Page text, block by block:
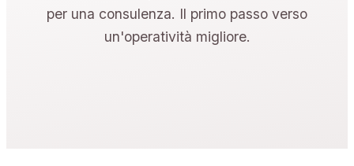
per una consulenza. Il primo passo verso
un'operatività migliore.